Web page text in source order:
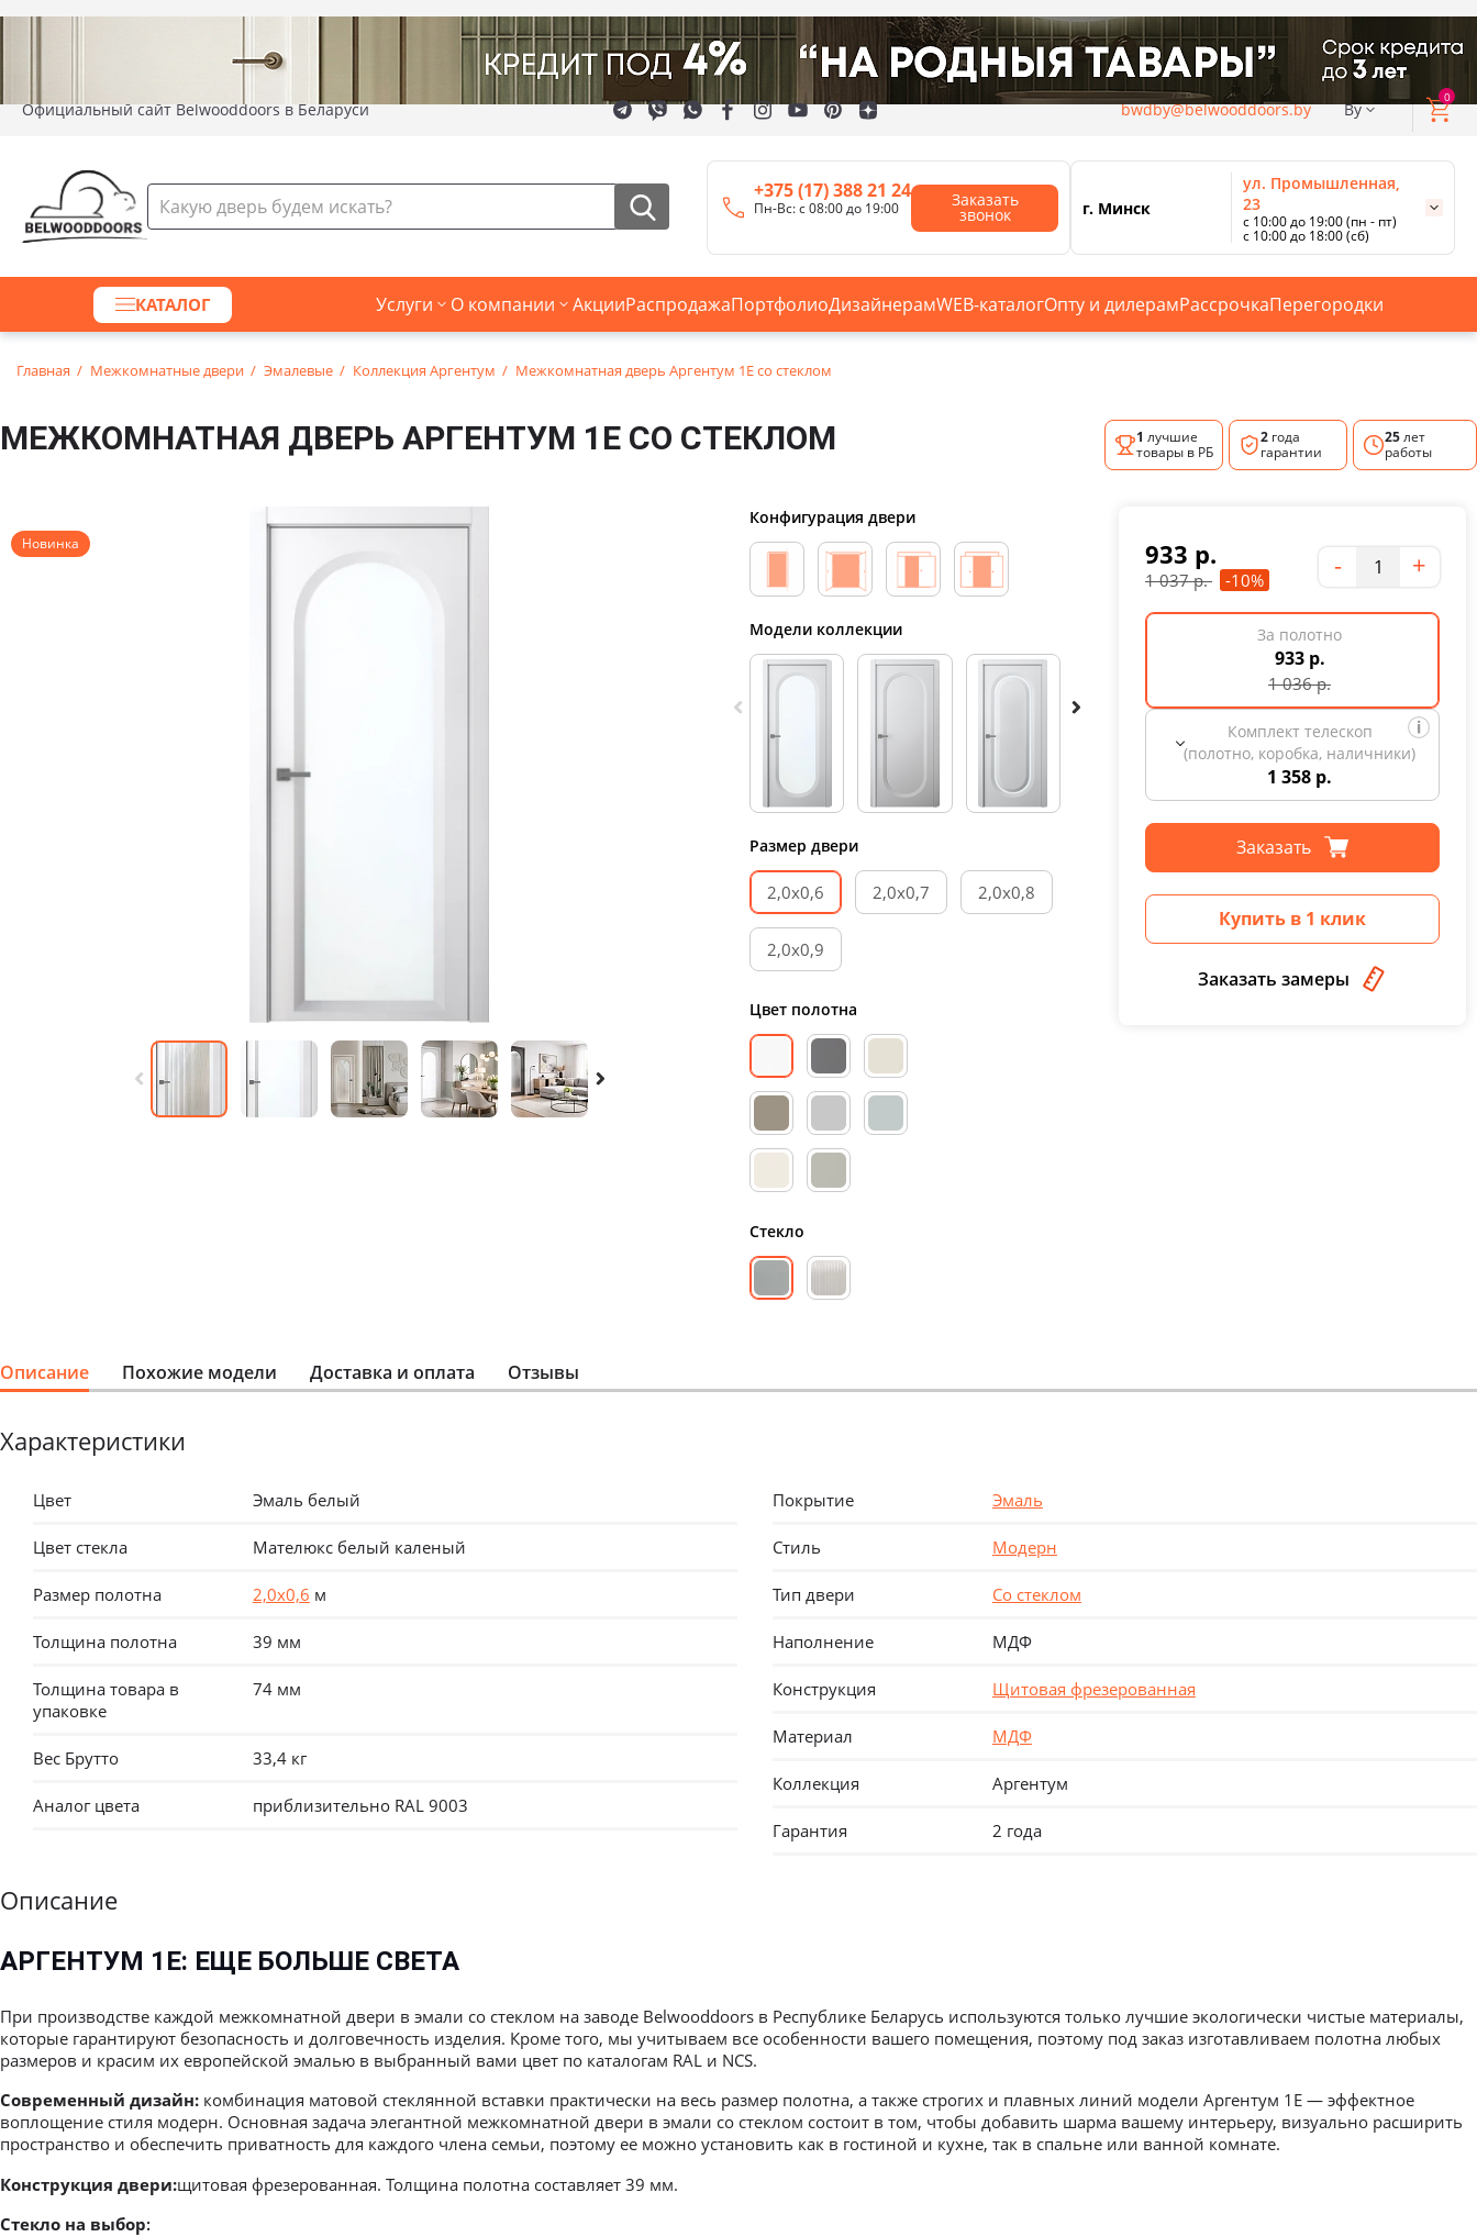
Официальный сайт Belwooddoors в Беларуси bwdby@belwooddoors.by By
0
+375 (17) 388 21 24
Пн-Вс: с 08:00 до 19:00 Заказать
звонок г. Минск
ул. Промышленная,
23
с 10:00 до 19:00 (пн - пт)
с 10:00 до 18:00 (сб)
с 10:00 до 18:00 (вс).
Смотреть все магазины
КАТАЛОГ Услуги О компании АкцииРаспродажаПортфолиоДизайнерамWEB-каталогОпту и дилерамРассрочкаПерегородки
Главная Межкомнатные двери Эмалевые Коллекция Аргентум Межкомнатная дверь Аргентум 1E со стеклом
МЕЖКОМНАТНАЯ ДВЕРЬ АРГЕНТУМ 1E СО СТЕКЛОМ 1 лучшие
товары в РБ
2 года
гарантии
25лет
работы
Новинка
Конфигурация двери
Модели коллекции
Размер двери
2,0х0,6 2,0х0,7 2,0х0,8
2,0х0,9
Цвет полотна
Стекло
933 р.
1 037р. -10%
Количество
- +
За полотно
933 р.
1 036р.
Комплект телескоп
(полотно, коробка, наличники)
1 358 р.
Заказать
Купить в 1 клик
Заказать замеры
Описание Похожие модели Доставка и оплата Отзывы
Характеристики
Цвет Эмаль белый
Цвет стекла Мателюкс белый каленый
Размер полотна 2,0х0,6 м
Толщина полотна 39 мм
Толщина товара в
упаковке
74 мм
Вес Брутто 33,4 кг
Аналог цвета приблизительно RAL 9003
Покрытие Эмаль
Стиль Модерн
Тип двери Со стеклом
Наполнение МДФ
Конструкция Щитовая фрезерованная
Материал МДФ
Коллекция Аргентум
Гарантия 2 года
Описание
АРГЕНТУМ 1E: ЕЩЕ БОЛЬШЕ СВЕТА
При производстве каждой межкомнатной двери в эмали со стеклом на заводе Belwooddoors в Республике Беларусь используются только лучшие экологически чистые материалы,
которые гарантируют безопасность и долговечность изделия. Кроме того, мы учитываем все особенности вашего помещения, поэтому под заказ изготавливаем полотна любых
размеров и красим их европейской эмалью в выбранный вами цвет по каталогам RAL и NCS.
Современный дизайн: комбинация матовой стеклянной вставки практически на весь размер полотна, а также строгих и плавных линий модели Аргентум 1E — эффектное
воплощение стиля модерн. Основная задача элегантной межкомнатной двери в эмали со стеклом состоит в том, чтобы добавить шарма вашему интерьеру, визуально расширить
пространство и обеспечить приватность для каждого члена семьи, поэтому ее можно установить как в гостиной и кухне, так в спальне или ванной комнате.
Конструкция двери:щитовая фрезерованная. Толщина полотна составляет 39 мм.
Стекло на выбор: